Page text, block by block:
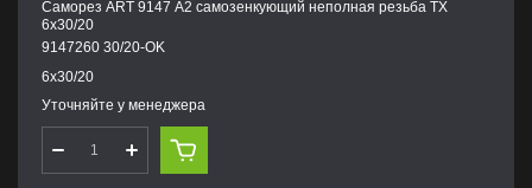
Саморез ART 9147 А2 самозенкующий неполная резьба TX
6х30/20
9147260 30/20-OK
6х30/20
Уточняйте у менеджера